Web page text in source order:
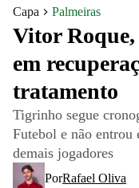
Capa Palmeiras
Vitor Roque,
em
tratamento
Tigrinho segue
Futebol e não entrou
demais jogadores
PorRafael Oliva